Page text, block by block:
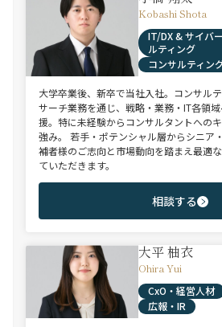
Kobashi Shota
IT/DX & サイバ
ルティング
コンサルティン
大学卒業後、新卒で当社入社。コンサル
サーチ業務を通じ、戦略・業務・IT各領
援。特に未経験からコンサルタントへの
強み。 若手・ポテンシャル層からシニア
補者様のご志向と市場動向を踏まえ最適
ていただきます。
相談する
大平 柚衣
Ohira Yui
CxO・経営人材
広報・IR